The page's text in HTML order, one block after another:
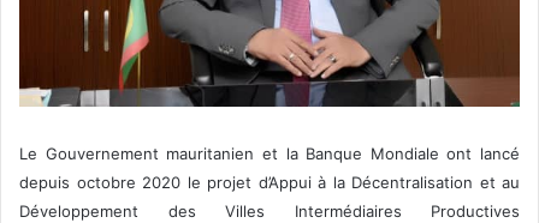
Le Gouvernement mauritanien et la Banque Mondiale ont lancé
depuis octobre 2020 le projet d’Appui à la Décentralisation et au
Développement des Villes Intermédiaires Productives